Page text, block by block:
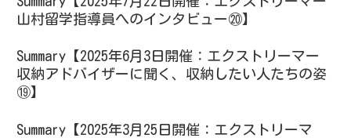
山村留学指導員へのインタビュー⑳】
Summary【2025年6月3日開催：エクストリーマー
収納アドバイザーに聞く、収納したい人たちの姿
⑲】
Summary【2025年3月25日開催：エクストリーマ